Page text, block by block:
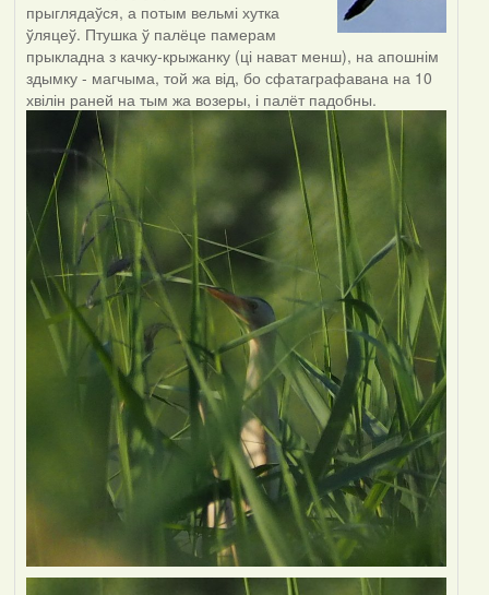
прыглядаўся, а потым вельмі хутка
ўляцеў. Птушка ў палёце памерам
прыкладна з качку-крыжанку (ці нават менш), на апошнім
здымку - магчыма, той жа від, бо сфатаграфавана на 10
хвілін раней на тым жа возеры, і палёт падобны.